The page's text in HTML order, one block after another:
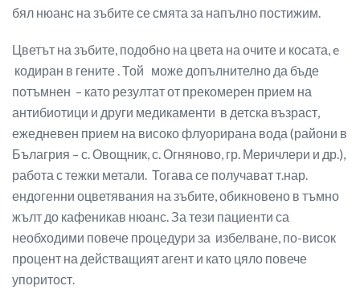
бял нюанс на зъбите се смята за напълно постижим.
Цветът на зъбите, подобно на цвета на очите и косата, e
кодиран в гените . Той може допълнително да бъде
потъмнен – като резултат от прекомерен прием на
антибиотици и други медикаменти в детска възраст,
ежедневен прием на високо флуорирана вода (райони в
Бълагрия – с. Овощник, с. Огняново, гр. Меричлери и др.),
работа с тежки метали. Тогава се получават т.нар.
ендогенни оцветявания на зъбите, обикновено в тъмно
жълт до кафеникав нюанс. За тези пациенти са
необходими повече процедури за избелване, по-висок
процент на действащият агент и като цяло повече
упоритост.